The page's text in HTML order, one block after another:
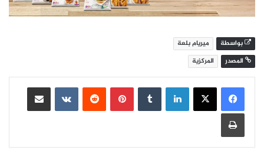
بواسطة
ميريام بلعة
المصدر
المركزية
لينكدإن بينتيريست
مشاركة عبر البريد
طباعة